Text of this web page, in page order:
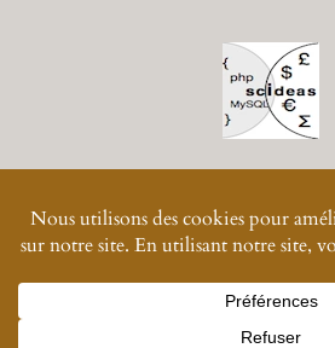
© 2024-2026Muratmusiques
Vos données personnelles
Designed with great difficulty with